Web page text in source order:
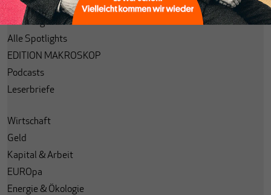
Archiv
Alle Ausgaben
Alle Spotlights
EDITION MAKROSKOP
Podcasts
Leserbriefe
Wirtschaft
Geld
Kapital & Arbeit
EUROpa
Energie & Ökologie